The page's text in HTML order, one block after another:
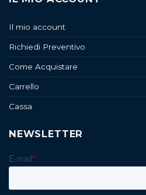
Il mio account
Richiedi Preventivo
Come Acquistare
Carrello
Cassa
NEWSLETTER